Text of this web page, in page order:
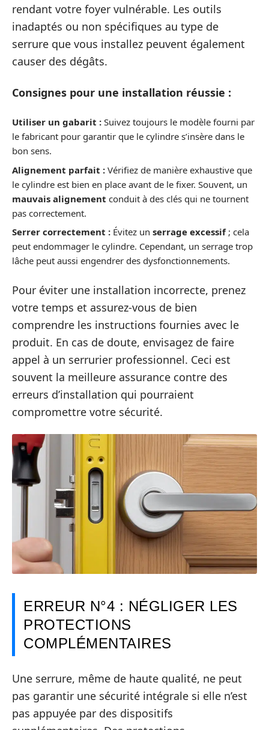
rendant votre foyer vulnérable. Les outils
inadaptés ou non spécifiques au type de
serrure que vous installez peuvent également
causer des dégâts.
Consignes pour une installation réussie :
Utiliser un gabarit : Suivez toujours le modèle fourni par
le fabricant pour garantir que le cylindre s’insère dans le
bon sens.
Alignement parfait : Vérifiez de manière exhaustive que
le cylindre est bien en place avant de le fixer. Souvent, un
mauvais alignement conduit à des clés qui ne tournent
pas correctement.
Serrer correctement : Évitez un serrage excessif; cela
peut endommager le cylindre. Cependant, un serrage trop
lâche peut aussi engendrer des dysfonctionnements.
Pour éviter une installation incorrecte, prenez
votre temps et assurez-vous de bien
comprendre les instructions fournies avec le
produit. En cas de doute, envisagez de faire
appel à un serrurier professionnel. Ceci est
souvent la meilleure assurance contre des
erreurs d’installation qui pourraient
compromettre votre sécurité.
ERREUR N°4 : NÉGLIGER LES
PROTECTIONS
COMPLÉMENTAIRES
Une serrure, même de haute qualité, ne peut
pas garantir une sécurité intégrale si elle n’est
pas appuyée par des dispositifs